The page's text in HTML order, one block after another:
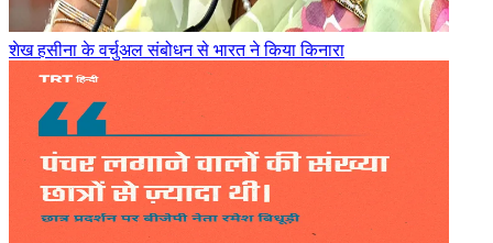
शेख हसीना के वर्चुअल संबोधन से भारत ने किया किनारा